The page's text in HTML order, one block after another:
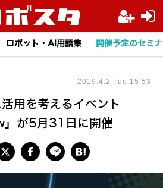
ロボット・AI用語集 開催予定のセミ
用を考えるイベント
」が5月31日に開催
2019.4.2 Tue 15:53